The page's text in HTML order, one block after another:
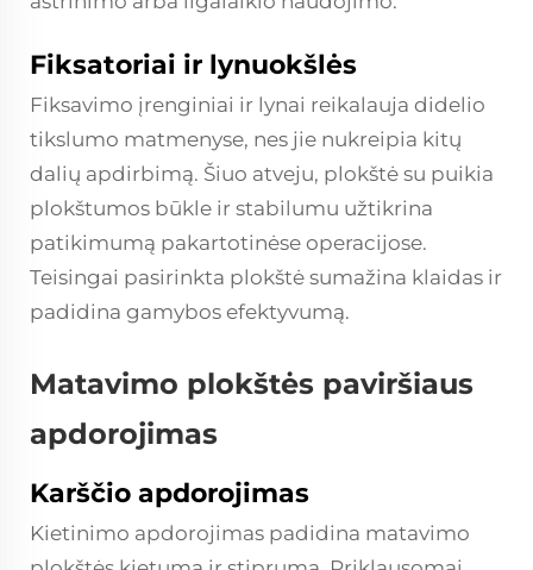
Fiksatoriai ir lynuokšlės
Fiksavimo įrenginiai ir lynai reikalauja didelio
tikslumo matmenyse, nes jie nukreipia kitų
dalių apdirbimą. Šiuo atveju, plokštė su puikia
plokštumos būkle ir stabilumu užtikrina
patikimumą pakartotinėse operacijose.
Teisingai pasirinkta plokštė sumažina klaidas ir
padidina gamybos efektyvumą.
Matavimo plokštės paviršiaus
apdorojimas
Karščio apdorojimas
Kietinimo apdorojimas padidina matavimo